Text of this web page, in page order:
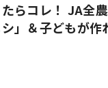
らコレ！ JA全
」＆子どもが